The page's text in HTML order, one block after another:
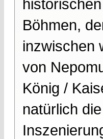
Böhmen,
inzwischen
von
König /
natürlich